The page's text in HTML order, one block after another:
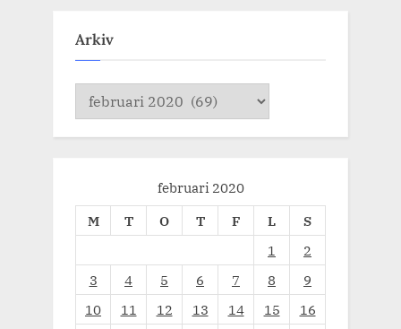
Arkiv
Arkiv
februari 2020
M
T O T F L
S
1
2
3
4 5 6 7 8
9
10
11 12 13 14 15
16